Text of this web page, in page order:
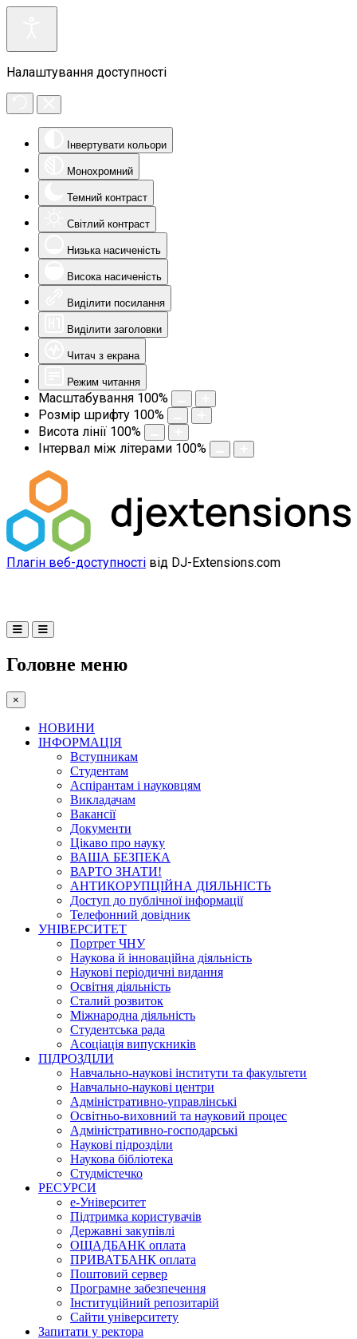
Налаштування доступності
Інвертувати кольори
Монохромний
Темний контраст
Світлий контраст
Низька насиченість
Висока насиченість
Виділити посилання
Виділити заголовки
Читач з екрана
Режим читання
Масштабування 100%
Розмір шрифту 100%
Висота лінії 100%
Інтервал між літерами 100%
Плагін веб-доступності від DJ-Extensions.com
Головне меню
×
НОВИНИ
ІНФОРМАЦІЯ
Вступникам
Студентам
Аспірантам і науковцям
Викладачам
Вакансії
Документи
Цікаво про науку
ВАША БЕЗПЕКА
ВАРТО ЗНАТИ!
АНТИКОРУПЦІЙНА ДІЯЛЬНІСТЬ
Доступ до публічної інформації
Телефонний довідник
УНІВЕРСИТЕТ
Портрет ЧНУ
Наукова й інноваційна діяльність
Наукові періодичні видання
Освітня діяльність
Сталий розвиток
Міжнародна діяльність
Студентська рада
Асоціація випускників
ПІДРОЗДІЛИ
Навчально-наукові інститути та факультети
Навчально-наукові центри
Адміністративно-управлінські
Освітньо-виховний та науковий процес
Адміністративно-господарські
Наукові підрозділи
Наукова бібліотека
Студмістечко
РЕСУРСИ
е-Університет
Підтримка користувачів
Державні закупівлі
ОЩАДБАНК оплата
ПРИВАТБАНК оплата
Поштовий сервер
Програмне забезпечення
Інституційний репозитарій
Сайти університету
Запитати у ректора